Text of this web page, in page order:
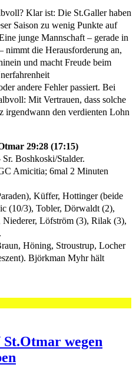
Klar ist: Die St.Galler haben
Saison zu wenig Punkte auf
junge Mannschaft – gerade in
nimmt die Herausforderung an,
und macht Freude beim
andere Fehler passiert. Bei
Mit Vertrauen, dass solche
irgendwann den verdienten Lohn
29:28 (17:15)
Boshkoski/Stalder.
Amicitia; 6mal 2 Minuten
Küffer, Hottinger (beide
(10/3), Tobler, Dörwaldt (2),
Löfström (3), Rilak (3),
Höning, Stroustrup, Locher
Björkman Myhr hält
St.Otmar wegen